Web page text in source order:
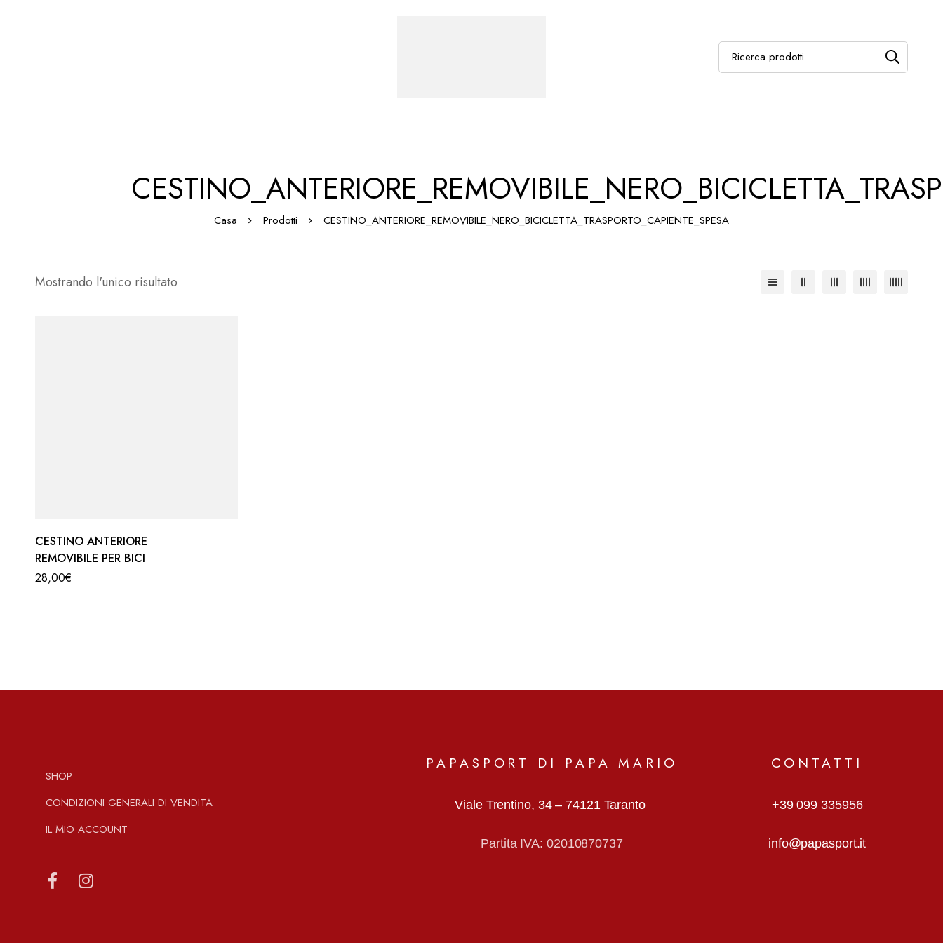
Casa Prodotti CESTINO_ANTERIORE_REMOVIBILE_NERO_BICICLETTA_TRASPORTO_CAPIENTE_SPESA
Mostrando l'unico risultato
CESTINO ANTERIORE
REMOVIBILE PER BICI
28,00€
SHOP
CONDIZIONI GENERALI DI VENDITA
IL MIO ACCOUNT
PAPASPORT DI PAPA MARIO
Viale Trentino, 34 – 74121 Taranto
Partita IVA: 02010870737
CONTATTI
+39 099 335956
info@papasport.it